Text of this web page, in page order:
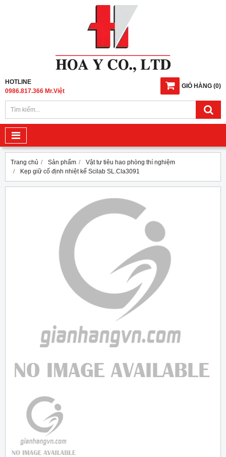
GIỎ HÀNG (0)
HOTLINE
0986.817.366 Mr.Việt
Trang chủ Sản phẩm
Vật tư tiêu hao phòng thí nghiệm
Kẹp giữ cố định nhiệt kế Scilab SL.Cla3091